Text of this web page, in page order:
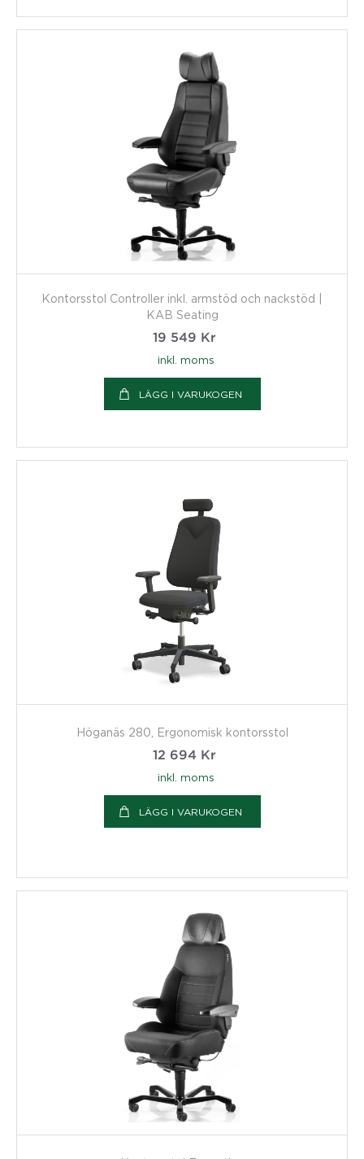
Kontorsstol Controller inkl. armstöd och nackstöd |
KAB Seating
19 549 Kr
inkl. moms
LÄGG I VARUKOGEN
Höganäs 280, Ergonomisk kontorsstol
12 694 Kr
inkl. moms
LÄGG I VARUKOGEN